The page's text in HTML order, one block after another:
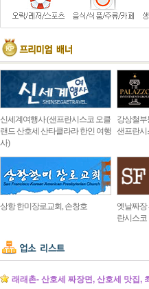
신세계여행사 (샌프란시스코 오클
랜드 산호세 산타클라라 한인 여행
사)
강상철부
샌프란시
상항 한미장로교회, 손창호
옛날짜장
란시스코
래래촌- 산호세 짜장면, 산호세 맛집,